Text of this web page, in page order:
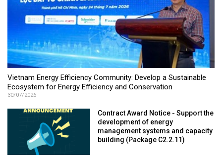
Vietnam Energy Efficiency Community: Develop a Sustainable
Ecosystem for Energy Efficiency and Conservation
30/07/2026
Contract Award Notice - Support the
development of energy
management systems and capacity
building (Package C2.2.11)